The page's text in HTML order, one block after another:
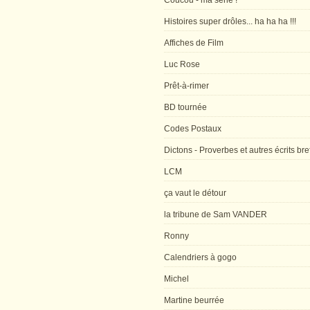
Histoires super drôles... ha ha ha !!!
Affiches de Film
Luc Rose
Prêt-à-rimer
BD tournée
Codes Postaux
Dictons - Proverbes et autres écrits
LCM
ça vaut le détour
la tribune de Sam VANDER
Ronny
Calendriers à gogo
Michel
Martine beurrée